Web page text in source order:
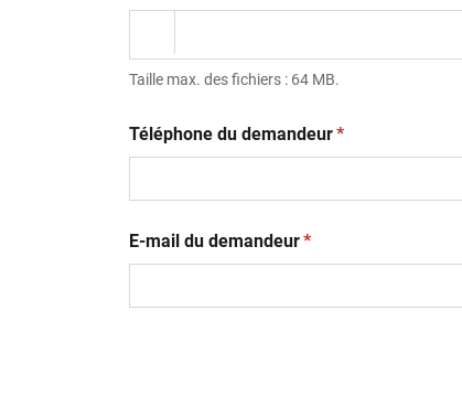
Taille max. des fichiers : 64 MB.
Téléphone du demandeur(obligatoire)
*
E-mail du demandeur(obligatoire)
*